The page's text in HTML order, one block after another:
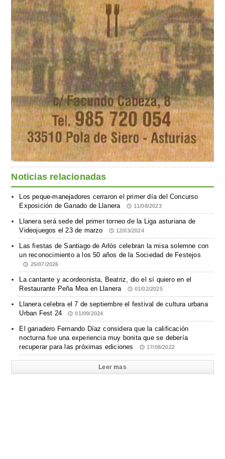
Noticias relacionadas
Los peque-manejadores cerraron el primer día del Concurso
Exposición de Ganado de Llanera
11/08/2023
Llanera será sede del primer torneo de la Liga asturiana de
Videojuegos el 23 de marzo
12/03/2024
Las fiestas de Santiago de Arlós celebran la misa solemne con
un reconocimiento a los 50 años de la Sociedad de Festejos
25/07/2026
La cantante y acordeonista, Beatriz, dio el sí quiero en el
Restaurante Peña Mea en Llanera
01/02/2025
Llanera celebra el 7 de septiembre el festival de cultura urbana
Urban Fest 24
01/09/2024
El ganadero Fernando Díaz considera que la calificación
nocturna fue una experiencia muy bonita que se debería
recuperar para las próximas ediciones
17/08/2022
Leer mas